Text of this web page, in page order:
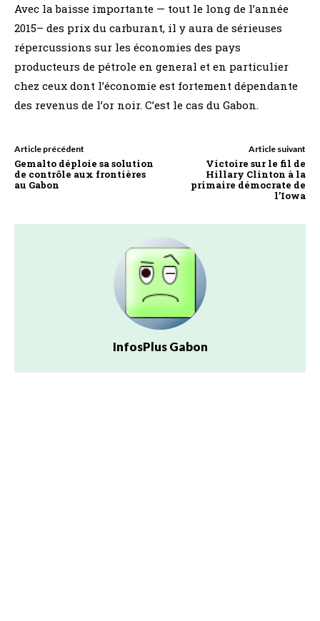
Avec la baisse importante — tout le long de l’année
2015– des prix du carburant, il y aura de sérieuses
répercussions sur les économies des pays
producteurs de pétrole en general et en particulier
chez ceux dont l’économie est fortement dépendante
des revenus de l’or noir. C’est le cas du Gabon.
Article précédent
Gemalto déploie sa solution
de contrôle aux frontières
au Gabon
Article suivant
Victoire sur le fil de
Hillary Clinton à la
primaire démocrate de
l’Iowa
InfosPlus Gabon